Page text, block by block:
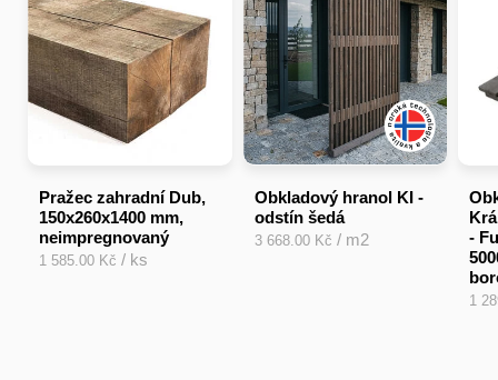
Pražec zahradní Dub,
150x260x1400 mm,
neimpregnovaný
1 585.00 Kč / ks
Obkladový hranol KI -
odstín šedá
3 668.00 Kč / m2
-
1